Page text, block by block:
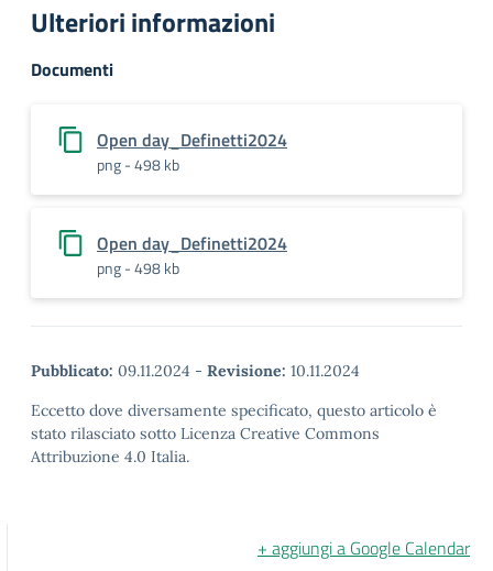
Ulteriori informazioni
Documenti
Open day_Definetti2024
png - 498 kb
Open day_Definetti2024
png - 498 kb
Pubblicato: 09.11.2024 - Revisione: 10.11.2024
Eccetto dove diversamente specificato, questo articolo è
stato rilasciato sotto Licenza Creative Commons
Attribuzione 4.0 Italia.
+ aggiungi a Google Calendar